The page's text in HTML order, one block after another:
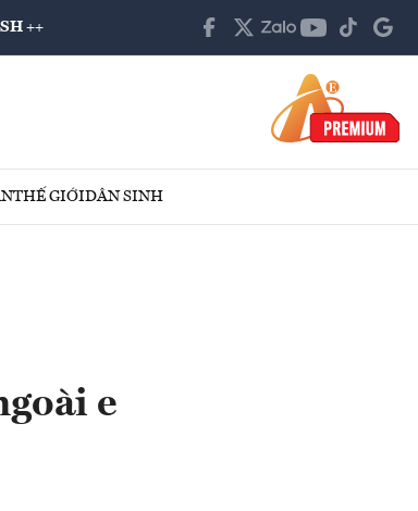
++
THẾ GIỚIDÂN SINH
e